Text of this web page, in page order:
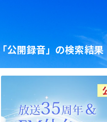
「公開録音」の検索結果